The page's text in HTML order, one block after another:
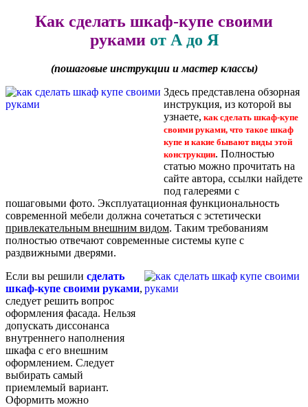
Как сделать шкаф-купе своими
руками от А до Я
(пошаговые инструкции и мастер классы)
Здесь представлена обзорная
инструкция, из которой вы
узнаете, как сделать шкаф-купе
своими руками, что такое шкаф
купе и какие бывают виды этой
конструкции. Полностью
статью можно прочитать на
сайте автора, ссылки найдете
под галереями с
пошаговыми фото. Эксплуатационная функциональность
современной мебели должна сочетаться с эстетически
привлекательным внешним видом. Таким требованиям
полностью отвечают современные системы купе с
раздвижными дверями.
Если вы решили сделать
шкаф-купе своими руками,
следует решить вопрос
оформления фасада. Нельзя
допускать диссонанса
внутреннего наполнения
шкафа с его внешним
оформлением. Следует
выбирать самый
приемлемый вариант.
Оформить можно